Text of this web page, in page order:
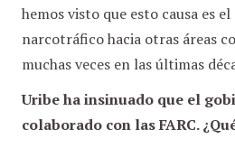
hemos visto que esto causa es
narcotráfico hacia otras áreas
muchas veces en las últimas
Uribe ha insinuado que el
colaborado con las FARC.